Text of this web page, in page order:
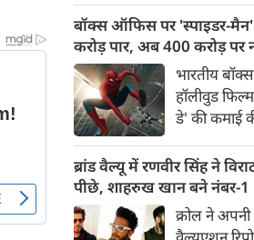
मैसी के फैंस
शानदार खबर
नेटफ्लिक्स
वेब सीरीज
सीजन की
गई है।
बॉक्स ऑफिस पर 'स्पाइडर-
करोड़ पार, अब 400 करोड़ पर
भारतीय
हॉलीवुड
डे' की कमाई
सुपरहीरो ने
दर्शक खुद-
हैं। अपने
के बाद, आम
ब्रांड वैल्यू में रणवीर सिंह ने
पीछे, शाहरुख खान बने नंबर-1
क्रोल ने अपनी